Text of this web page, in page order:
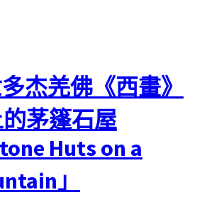
杰羌佛《西畫》
茅篷石屋
Huts on a
」